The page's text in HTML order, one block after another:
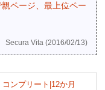
ページ、最上位ペー
Secura Vita (2016/02/13)
ンプリート|12か月